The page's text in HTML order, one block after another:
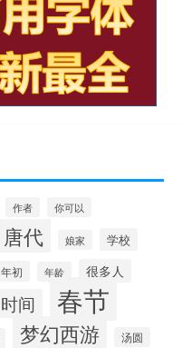
作者 你可以
唐代 娘家 学校
年初 年龄 很多人
时间 春节
梦幻西游 汤圆